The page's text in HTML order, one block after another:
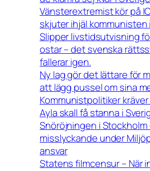
Vänsterextremist kör på
skjuter ihjäl kommunisten
Slipper livstidsutvisning
ostar – det svenska
fallerar igen.
Ny lag gör det lättare för
att lägg pussel om sina
Kommunistpolitiker
Ayla skall få stanna i
Snöröjningen i
misslyckande under
ansvar
Statens filmcensur – När